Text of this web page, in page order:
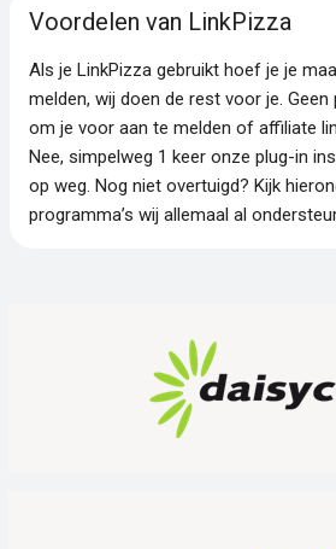
Voordelen van LinkPizza
Als je LinkPizza gebruikt hoef je je
melden, wij doen de rest voor je. Geen
om je voor aan te melden of affiliate
Nee, simpelweg 1 keer onze plug-in
op weg. Nog niet overtuigd? Kijk
programma’s wij allemaal al